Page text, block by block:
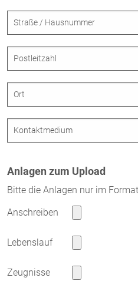
Anlagen zum Upload
Bitte die Anlagen nur im
Anschreiben
Lebenslauf
Zeugnisse